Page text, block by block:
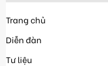
Trang chủ
Diễn đàn
Tư liệu